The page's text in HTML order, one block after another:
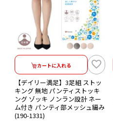
カートに入れる
【デイリー満足】3足組 ストッ
キング 無地 パンティストッキ
ング ゾッキ ノンラン設計 ネー
ム付き パンティ部メッシュ編み
(190-1331)